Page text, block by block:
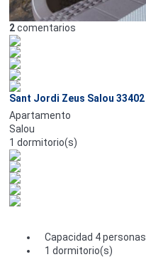
2comentarios
Sant Jordi Zeus Salou 33402
Apartamento
Salou
1 dormitorio(s)
Capacidad 4 personas
1 dormitorio(s)